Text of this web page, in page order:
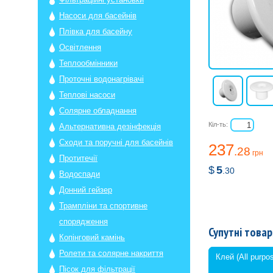
237.28 грн
$5 .30
Кіл-ть:
Супутні
Клей (All
Насоси для басейнів
Плівка для басейну
Освітлення
Теплообмінники
Проточні водонагрівачі
Теплові насоси
Солярне обладнання
Альтернативна дезінфекція
Сходи та поручні для басейнів
Протитечії
Водоспади
Донний гейзер
Трампліни та спортивне
спорядження
Копінговий камінь
Ролети та солярне накриття
Пісок для фільтрації